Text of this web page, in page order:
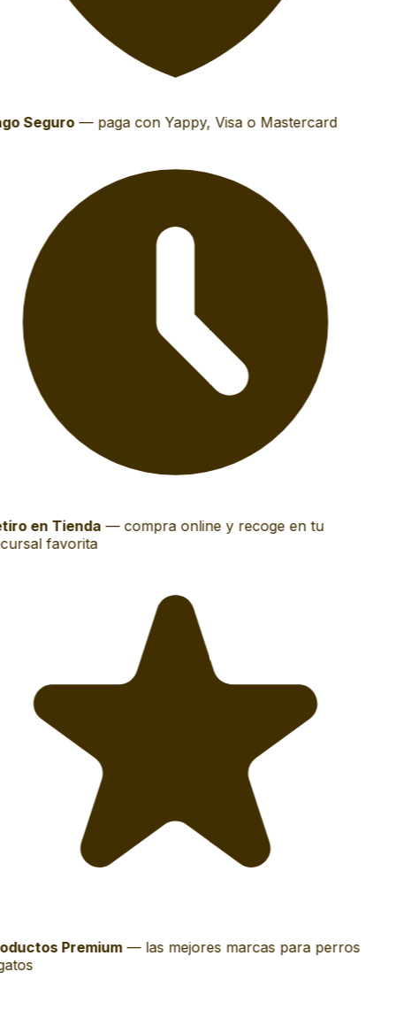
Seguro— paga con Yappy, Visa o Mastercard
en Tienda— compra online y recoge en tu
favorita
Premium— las mejores marcas para perros